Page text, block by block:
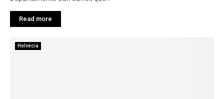
Read more
Helvecia